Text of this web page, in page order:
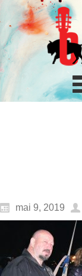
mai 9, 2019